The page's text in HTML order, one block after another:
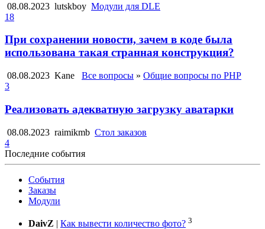
08.08.2023 lutskboy Модули для DLE
18
При сохранении новости, зачем в коде была
использована такая странная конструкция?
08.08.2023 Kane Все вопросы » Общие вопросы по PHP
3
Реализовать адекватную загрузку аватарки
08.08.2023 raimikmb Стол заказов
4
Последние события
События
Заказы
Модули
DaivZ | Как вывести количество фото? 3